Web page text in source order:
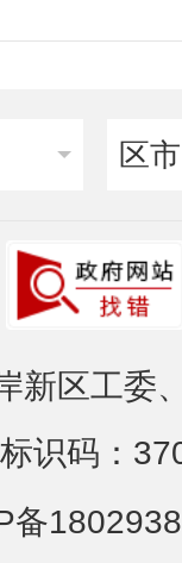
区
新区工委
识码：
备